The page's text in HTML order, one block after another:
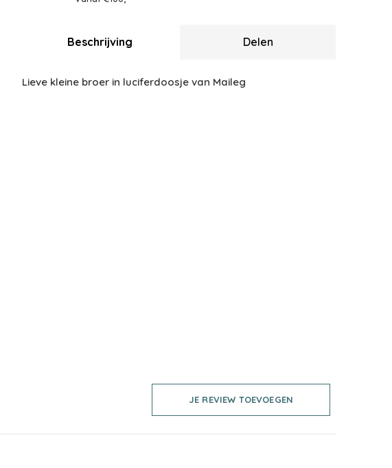
Beschrijving Delen
Lieve kleine broer in luciferdoosje van Maileg
JE REVIEW TOEVOEGEN